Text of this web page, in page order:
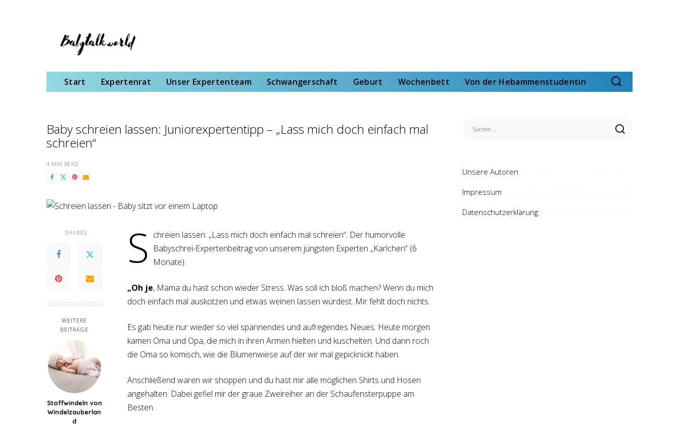
Start Expertenrat Unser Expertenteam Schwangerschaft Geburt Wochenbett Von der Hebammenstudentin
Baby schreien lassen: Juniorexpertentipp – „Lass mich doch einfach mal
schreien“
4 MIN READ
SHARES
WEITERE
BEITRÄGE
Stoffwindeln von
Windelzauberlan
d
S chreien lassen: „Lass mich doch einfach mal schreien“. Der humorvolle
Babyschrei-Expertenbeitrag von unserem jüngsten Experten „Karlchen“ (6
Monate):
„Oh je, Mama du hast schon wieder Stress. Was soll ich bloß machen? Wenn du mich
doch einfach mal auskotzen und etwas weinen lassen würdest. Mir fehlt doch nichts.
Es gab heute nur wieder so viel spannendes und aufregendes Neues. Heute morgen
kamen Oma und Opa, die mich in ihren Armen hielten und kuschelten. Und dann roch
die Oma so komisch, wie die Blumenwiese auf der wir mal gepicknickt haben.
Anschließend waren wir shoppen und du hast mir alle möglichen Shirts und Hosen
angehalten. Dabei gefiel mir der graue Zweireiher an der Schaufensterpuppe am
Besten.
Unsere Autoren
Impressum
Datenschutzerklärung